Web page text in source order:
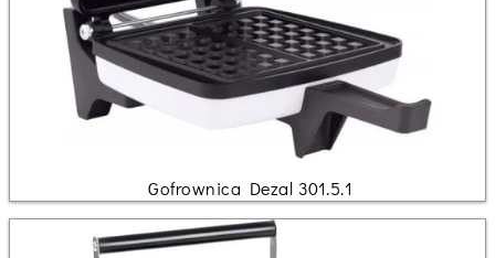
Gofrownica Dezal 301.5.1